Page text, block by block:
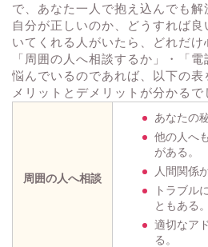
で、あなた一人で抱え込んでも解
自分が正しいのか、どうすれば
いてくれる人がいたら、どれだけ
「周囲の人へ相談するか」・「
悩んでいるのであれば、以下の
メリットとデメリットが分かるで
周囲の人へ相談
あなたの
他の人へ
がある。
人間関係
トラブル
ともある。
適切なア
る。